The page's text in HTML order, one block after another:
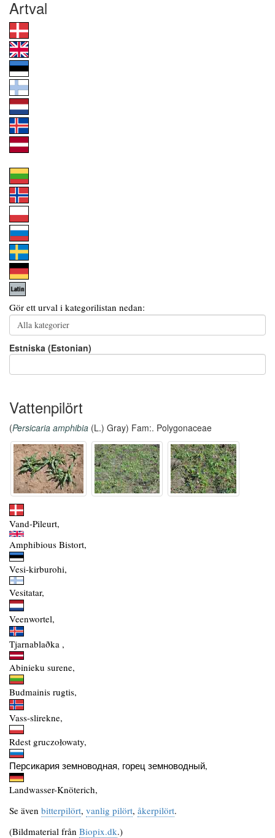
Artval
Gör ett urval i kategorilistan nedan:
Estniska (Estonian)
Vattenpilört
(Persicaria amphibia (L.) Gray) Fam:. Polygonaceae
Vand-Pileurt,
Amphibious Bistort,
Vesi-kirburohi,
Vesitatar,
Veenwortel,
Tjarnablaðka ,
Abinieku surene,
Budmainis rugtis,
Vass-slirekne,
Rdest gruczołowaty,
Персикария земноводная, горец земноводный,
Landwasser-Knöterich,
Se även bitterpilört, vanlig pilört, åkerpilört.
(Bildmaterial från Biopix.dk.)